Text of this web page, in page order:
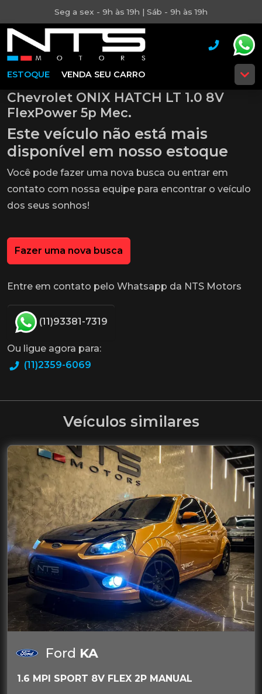
Seg a sex - 9h às 19h | Sáb - 9h às 19h
ESTOQUE VENDA SEU CARRO
Chevrolet ONIX HATCH LT 1.0 8V
FlexPower 5p Mec.
Este veículo não está mais
disponível em nosso estoque
Você pode fazer uma nova busca ou entrar em
contato com nossa equipe para encontrar o veículo
dos seus sonhos!
Fazer uma nova busca
Entre em contato pelo Whatsapp da NTS Motors
(11)93381-7319
Ou ligue agora para:
(11)2359-6069
Veículos similares
Ford KA
1.6 MPI SPORT 8V FLEX 2P MANUAL